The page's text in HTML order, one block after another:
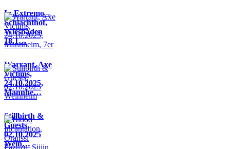
In Extremo –
Schlachthof,
Wiesbaden
18.1…
Warrant, Axe
Victims,
24.10.2025,
Mannhe…
Stillbirth &
Guests,
02.10.2025
Wein…